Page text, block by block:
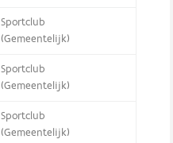
Sportclub
(Gemeentelijk)
Sportclub
(Gemeentelijk)
Sportclub
(Gemeentelijk)